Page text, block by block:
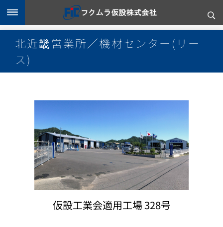
北近畿営業所／機材センター(リー
ス)
仮設工業会適用工場 328号